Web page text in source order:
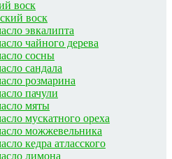
воск
воск
эвкалипта
чайного дерева
сосны
сандала
розмарина
пачули
мяты
мускатного ореха
можжевельника
кедра атласского
лимона